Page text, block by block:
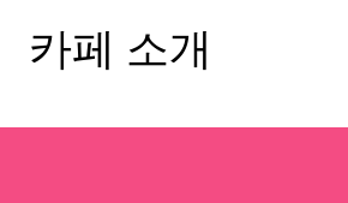
기본 콘텐츠로 건너뛰기
카페 소개